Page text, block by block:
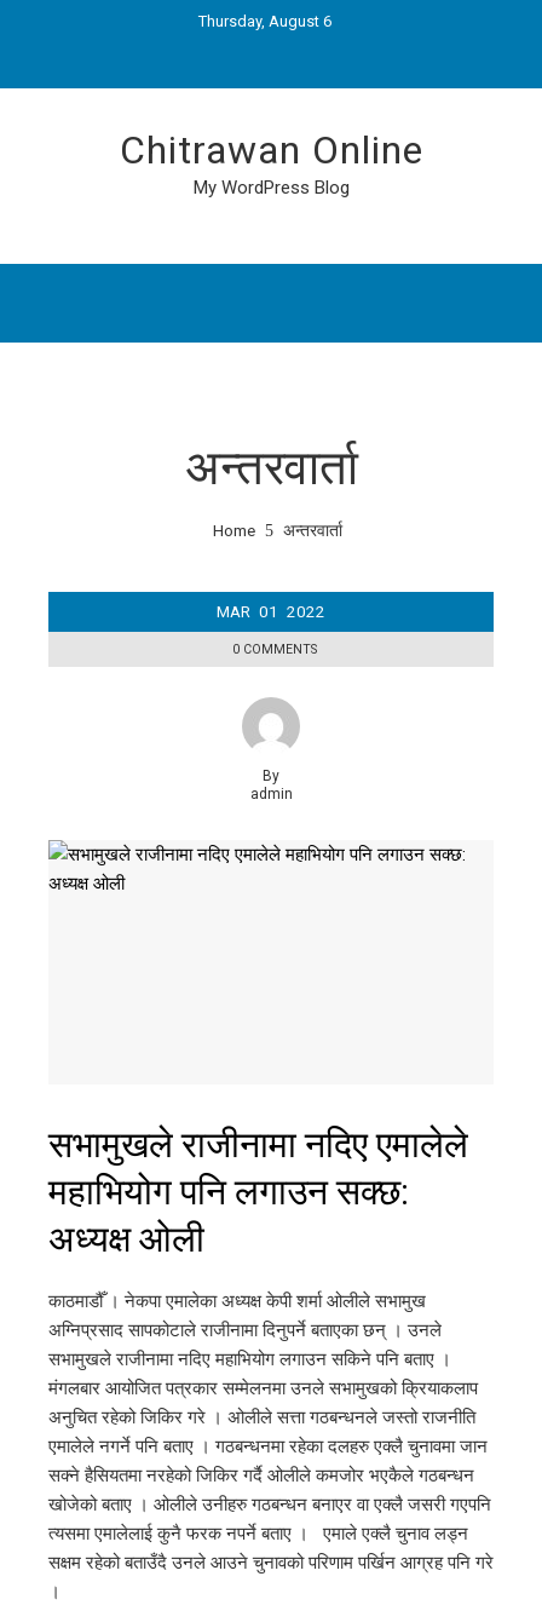
Thursday, August 6
Chitrawan Online
My WordPress Blog
अन्तरवार्ता
Home अन्तरवार्ता
MAR 01 2022
0 COMMENTS
By
admin
सभामुखले राजीनामा नदिए एमालेले
महाभियोग पनि लगाउन सक्छ:
अध्यक्ष ओली
काठमाडौँ । नेकपा एमालेका अध्यक्ष केपी शर्मा ओलीले सभामुख
अग्निप्रसाद सापकोटाले राजीनामा दिनुपर्ने बताएका छन् । उनले
सभामुखले राजीनामा नदिए महाभियोग लगाउन सकिने पनि बताए ।
मंगलबार आयोजित पत्रकार सम्मेलनमा उनले सभामुखको क्रियाकलाप
अनुचित रहेको जिकिर गरे । अ‍ोलीले सत्ता गठबन्धनले जस्तो राजनीति
एमालेले नगर्ने पनि बताए । गठबन्धनमा रहेका दलहरु एक्लै चुनावमा जान
सक्ने हैसियतमा नरहेको जिकिर गर्दै ओलीले कमजोर भएकैले गठबन्धन
खोजेको बताए । ओलीले उनीहरु गठबन्धन बनाएर वा एक्लै जसरी गएपनि
त्यसमा एमालेलाई कुनै फरक नपर्ने बताए । एमाले एक्लै चुनाव लड्न
सक्षम रहेको बताउँदै उनले आउने चुनावको परिणाम पर्खिन आग्रह पनि गरे
।